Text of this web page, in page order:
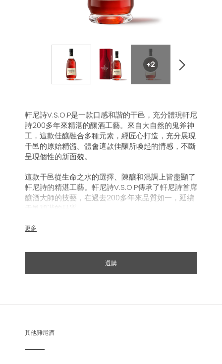
+2
軒尼詩V.S.O.P是一款口感和諧的干邑，充分體現軒尼
詩200多年來精湛的釀酒工藝。來自大自然的鬼斧神
工，這款佳釀融合多種元素，經匠心打造，充分展現
干邑的原始精髓。體會這款佳釀所喚起的情感，不斷
呈現個性的新面貌。
這款干邑從生命之水的選擇、陳釀和混調上皆盡顯了
軒尼詩的精湛工藝。軒尼詩V.S.O.P傳承了軒尼詩首席
釀酒大師的技藝，在過去200多年來品質如一，延續
干邑和諧的品質。
更多
選購
其他雞尾酒